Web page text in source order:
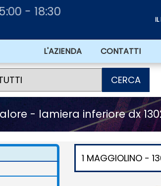
- 18:30
L'AZIENDA CONTATTI
CERCA
- lamiera inferiore dx
1 MAGGIOLINO -